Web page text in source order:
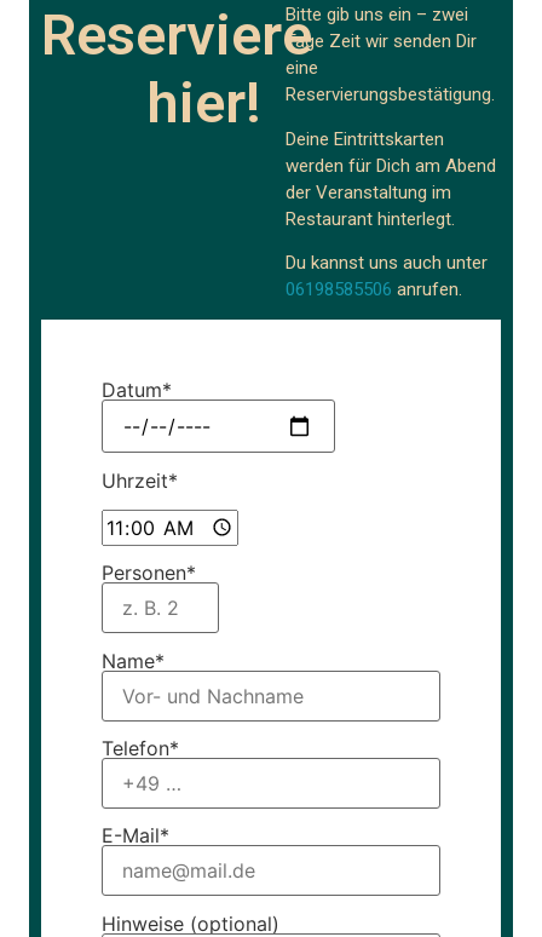
Reserviere
hier!
Bitte gib uns ein – zwei
Tage Zeit wir senden Dir
eine
Reservierungsbestätigung.
Deine Eintrittskarten
werden für Dich am Abend
der Veranstaltung im
Restaurant hinterlegt.
Du kannst uns auch unter
06198585506 anrufen.
Datum*
Uhrzeit*
Personen*
Name*
Telefon*
E-Mail*
Hinweise (optional)